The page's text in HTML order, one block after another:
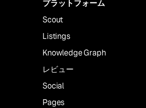
プラットフォーム
Scout
Listings
Knowledge Graph
レビュー
Social
Pages